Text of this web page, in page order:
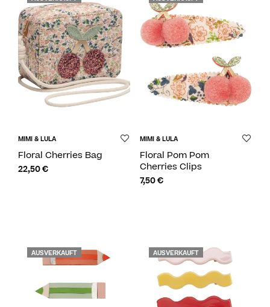
MIMI & LULA
Floral Cherries Bag
22,50€
MIMI & LULA
Floral Pom Pom
Cherries Clips
7,50€
AUSVERKAUFT AUSVERKAUFT